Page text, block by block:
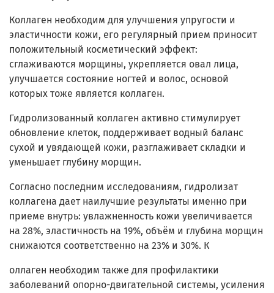
Коллаген необходим для улучшения упругости и
эластичности кожи, его регулярный прием приносит
положительный косметический эффект:
сглаживаются морщины, укрепляется овал лица,
улучшается состояние ногтей и волос, основой
которых тоже является коллаген.
Гидролизованный коллаген активно стимулирует
обновление клеток, поддерживает водный баланс
сухой и увядающей кожи, разглаживает складки и
уменьшает глубину морщин.
Согласно последним исследованиям, гидролизат
коллагена дает наилучшие результаты именно при
приеме внутрь: увлажненность кожи увеличивается
на 28%, эластичность на 19%, объём и глубина морщин
снижаются соответственно на 23% и 30%. К
оллаген необходим также для профилактики
заболеваний опорно-двигательной системы, усиления